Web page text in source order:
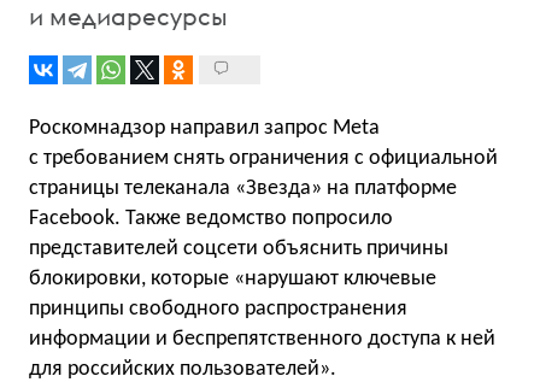
и медиаресурсы
Роскомнадзор направил запрос Meta
c требованием снять ограничения с официальной
страницы телеканала «Звезда» на платформе
Facebook. Также ведомство попросило
представителей соцсети объяснить причины
блокировки, которые «нарушают ключевые
принципы свободного распространения
информации и беспрепятственного доступа к ней
для российских пользователей».